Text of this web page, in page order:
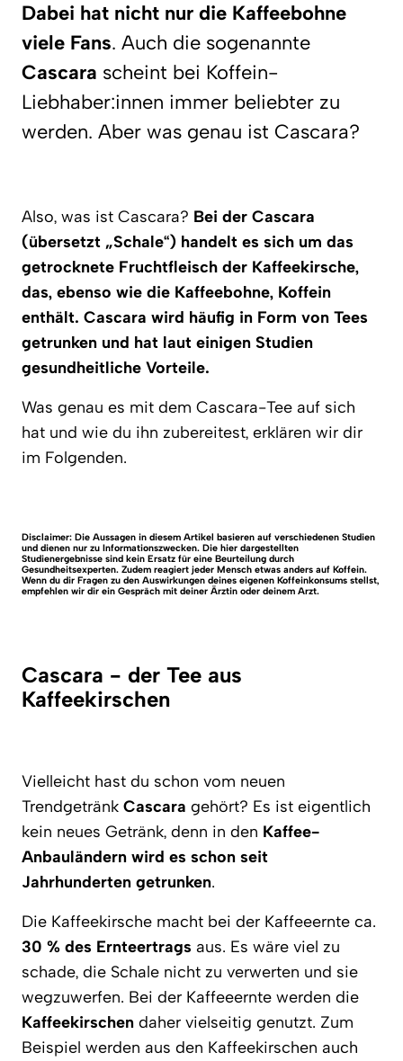
Dabei hat nicht nur die Kaffeebohne
viele Fans. Auch die sogenannte
Cascara scheint bei Koffein-
Liebhaber:innen immer beliebter zu
werden. Aber was genau ist Cascara?
Also, was ist Cascara? Bei der Cascara
(übersetzt „Schale“) handelt es sich um das
getrocknete Fruchtfleisch der Kaffeekirsche,
das, ebenso wie die Kaffeebohne, Koffein
enthält. Cascara wird häufig in Form von Tees
getrunken und hat laut einigen Studien
gesundheitliche Vorteile.
Was genau es mit dem Cascara-Tee auf sich
hat und wie du ihn zubereitest, erklären wir dir
im Folgenden.
Disclaimer: Die Aussagen in diesem Artikel basieren auf verschiedenen Studien
und dienen nur zu Informationszwecken. Die hier dargestellten
Studienergebnisse sind kein Ersatz für eine Beurteilung durch
Gesundheitsexperten. Zudem reagiert jeder Mensch etwas anders auf Koffein.
Wenn du dir Fragen zu den Auswirkungen deines eigenen Koffeinkonsums stellst,
empfehlen wir dir ein Gespräch mit deiner Ärztin oder deinem Arzt.
Cascara - der Tee aus
Kaffeekirschen
Vielleicht hast du schon vom neuen
Trendgetränk Cascara gehört? Es ist eigentlich
kein neues Getränk, denn in den Kaffee-
Anbauländern wird es schon seit
Jahrhunderten getrunken.
Die Kaffeekirsche macht bei der Kaffeeernte ca.
30 % des Ernteertrags aus. Es wäre viel zu
schade, die Schale nicht zu verwerten und sie
wegzuwerfen. Bei der Kaffeeernte werden die
Kaffeekirschen daher vielseitig genutzt. Zum
Beispiel werden aus den Kaffeekirschen auch